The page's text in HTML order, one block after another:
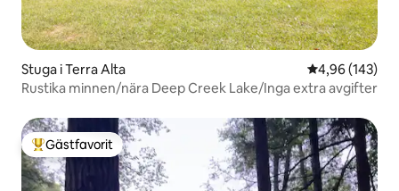
Stuga i Terra Alta 4,96 av 5 i
4,96 (143)
Rustika minnen/nära Deep Creek Lake/Inga extra avgifter
Populär gästfavorit
Gästfavorit